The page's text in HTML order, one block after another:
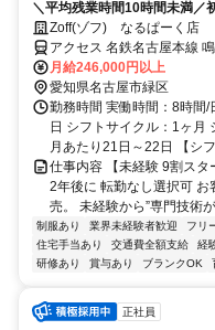
＼平均残業時間10時間未満
90%★充実したOJTあり★面
9月入社歓迎
Zoff(ゾフ) なるぱーく店
アクセス 名鉄名古屋本線
星崎徒歩約14分、ＪＲ東海
月給246,000円以上
愛知県名古屋市緑区
勤務時間 実働時間：8時間
日 シフトサイクル：1ヶ月
月あたり21日～22日 【シ
仕事内容 【未経験 9割ス
2年後に 転勤なし選択可 お
売。 未経験から”専門技術
制服あり 業界未経験者歓迎 フリ
住宅手当あり
交通費全額支給 経
研修あり
賞与あり ブランクOK
正社員